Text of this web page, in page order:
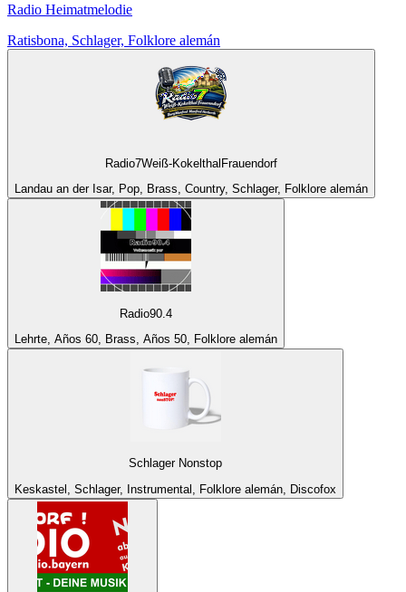
Radio Heimatmelodie
Ratisbona, Schlager, Folklore alemán
Radio7Weiß-KokelthalFrauendorf
Landau an der Isar, Pop, Brass, Country, Schlager, Folklore alemán
Radio90.4
Lehrte, Años 60, Brass, Años 50, Folklore alemán
Schlager Nonstop
Keskastel, Schlager, Instrumental, Folklore alemán, Discofox